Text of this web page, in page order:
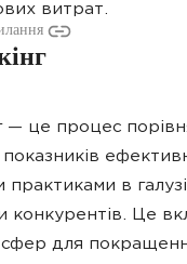
витрат.
— це процес
в
конкурентів. Це
сфер для